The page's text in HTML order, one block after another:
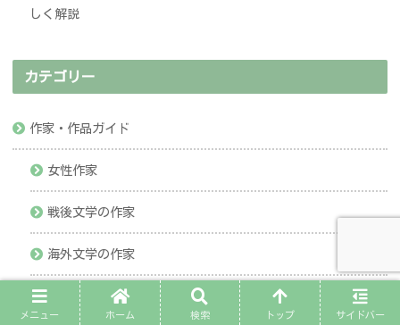
しく解説
カテゴリー
作家・作品ガイド
女性作家
戦後文学の作家
海外文学の作家
現代文学の作家
メニュー ホーム 検索 トップ サイドバー